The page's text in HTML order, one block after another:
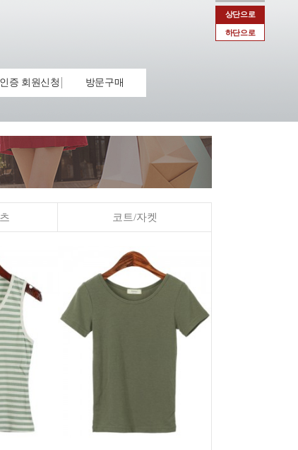
상단으로
하단으로
증 회원신청 방문구매
코트/자켓